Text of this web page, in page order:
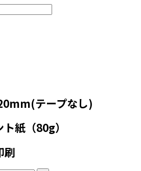
テープなし)
紙（80g）
刷